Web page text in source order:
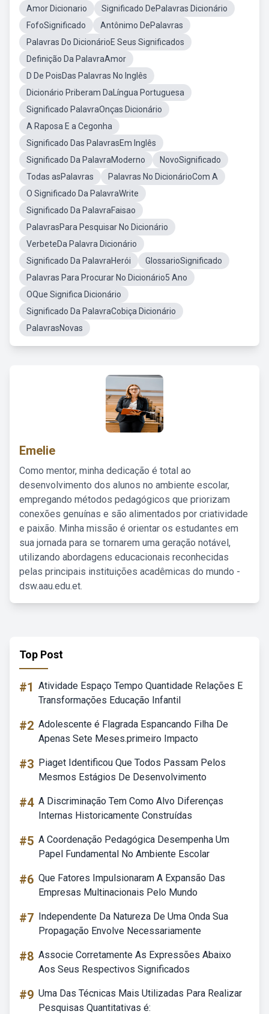
Amor Dicionario
Significado DePalavras Dicionário
FofoSignificado
Antônimo DePalavras
Palavras Do DicionárioE Seus Significados
Definição Da PalavraAmor
D De PoisDas Palavras No Inglês
Dicionário Priberam DaLíngua Portuguesa
Significado PalavraOnças Dicionário
A Raposa E a Cegonha
Significado Das PalavrasEm Inglês
Significado Da PalavraModerno
NovoSignificado
Todas asPalavras
Palavras No DicionárioCom A
O Significado Da PalavraWrite
Significado Da PalavraFaisao
PalavrasPara Pesquisar No Dicionário
VerbeteDa Palavra Dicionário
Significado Da PalavraHerói
GlossarioSignificado
Palavras Para Procurar No Dicionário5 Ano
OQue Significa Dicionário
Significado Da PalavraCobiça Dicionário
PalavrasNovas
Emelie
Como mentor, minha dedicação é total ao
desenvolvimento dos alunos no ambiente escolar,
empregando métodos pedagógicos que priorizam
conexões genuínas e são alimentados por criatividade
e paixão. Minha missão é orientar os estudantes em
sua jornada para se tornarem uma geração notável,
utilizando abordagens educacionais reconhecidas
pelas principais instituições acadêmicas do mundo -
dsw.aau.edu.et.
Top Post
#1 Atividade Espaço Tempo Quantidade Relações E
Transformações Educação Infantil
#2 Adolescente é Flagrada Espancando Filha De
Apenas Sete Meses.primeiro Impacto
#3 Piaget Identificou Que Todos Passam Pelos
Mesmos Estágios De Desenvolvimento
#4 A Discriminação Tem Como Alvo Diferenças
Internas Historicamente Construídas
#5 A Coordenação Pedagógica Desempenha Um
Papel Fundamental No Ambiente Escolar
#6 Que Fatores Impulsionaram A Expansão Das
Empresas Multinacionais Pelo Mundo
#7 Independente Da Natureza De Uma Onda Sua
Propagação Envolve Necessariamente
#8 Associe Corretamente As Expressões Abaixo
Aos Seus Respectivos Significados
#9 Uma Das Técnicas Mais Utilizadas Para Realizar
Pesquisas Quantitativas é: